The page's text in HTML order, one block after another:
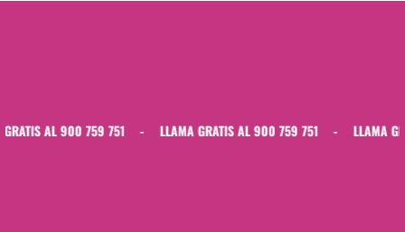
AL 900 759 751 - LLAMA GRATIS AL 900 759 751 - LLAMA